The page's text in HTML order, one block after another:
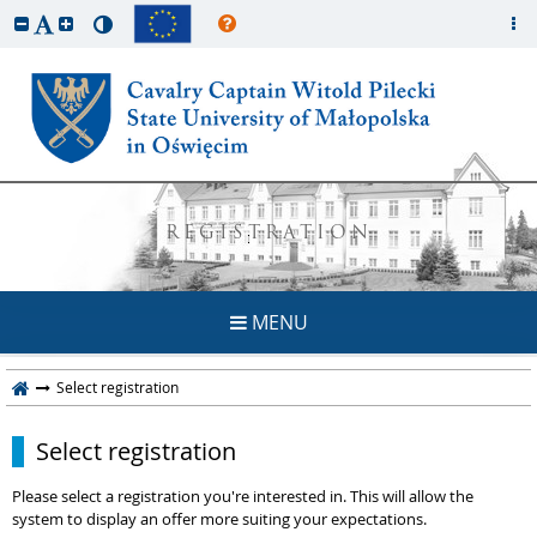
REGISTRATION
MENU
Select registration
Select registration
Please select a registration you're interested in. This will allow the
system to display an offer more suiting your expectations.